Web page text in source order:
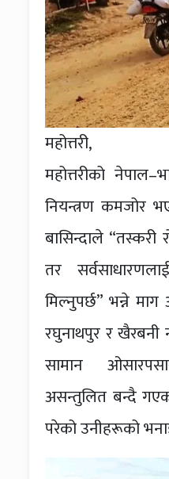
महोत्तरी,
महोत्तरीको
नियन्त्रण कमजोर
बासिन्दाले “तस्करी
तर
मिल्नुपर्छ” भन्ने
रघुनाथपुर र
सामान
असन्तुलित बन्दै
परेको उनीहरूको